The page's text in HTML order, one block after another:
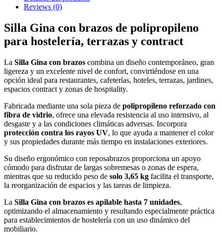
Reviews (0)
Silla Gina con brazos de polipropileno
para hostelería, terrazas y contract
La Silla Gina con brazos combina un diseño contemporáneo, gran
ligereza y un excelente nivel de confort, convirtiéndose en una
opción ideal para restaurantes, cafeterías, hoteles, terrazas, jardines,
espacios contract y zonas de hospitality.
Fabricada mediante una sola pieza de polipropileno reforzado con
fibra de vidrio, ofrece una elevada resistencia al uso intensivo, al
desgaste y a las condiciones climáticas adversas. Incorpora
protección contra los rayos UV, lo que ayuda a mantener el color
y sus propiedades durante más tiempo en instalaciones exteriores.
Su diseño ergonómico con reposabrazos proporciona un apoyo
cómodo para disfrutar de largas sobremesas o zonas de espera,
mientras que su reducido peso de solo 3,65 kg facilita el transporte,
la reorganización de espacios y las tareas de limpieza.
La Silla Gina con brazos es apilable hasta 7 unidades,
optimizando el almacenamiento y resultando especialmente práctica
para establecimientos de hostelería con un uso dinámico del
mobiliario.